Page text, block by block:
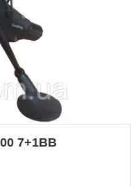
7+1ВВ